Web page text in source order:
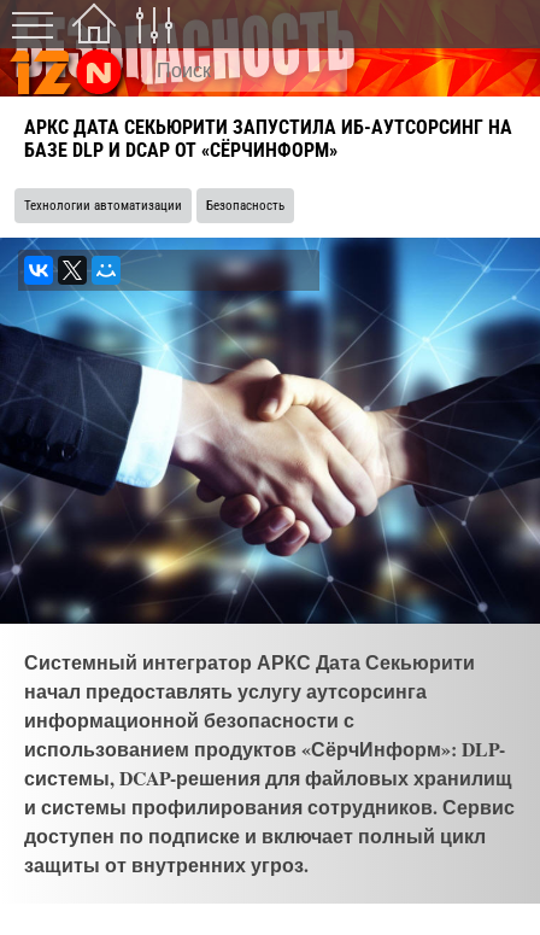
АРКС ДАТА СЕКЬЮРИТИ ЗАПУСТИЛА ИБ-АУТСОРСИНГ НА
БАЗЕ DLP И DCAP ОТ «СЁРЧИНФОРМ»
Технологии автоматизации Безопасность
Системный интегратор АРКС Дата Секьюрити
начал предоставлять услугу аутсорсинга
информационной безопасности с
использованием продуктов «СёрчИнформ»: DLP-
системы, DCAP-решения для файловых хранилищ
и системы профилирования сотрудников. Сервис
доступен по подписке и включает полный цикл
защиты от внутренних угроз.